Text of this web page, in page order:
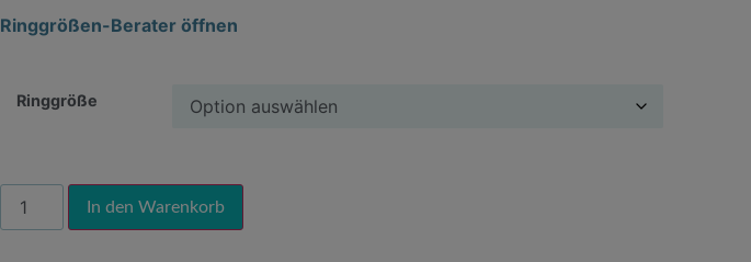
Ringgrößen-Berater öffnen
Ringgröße
In den Warenkorb